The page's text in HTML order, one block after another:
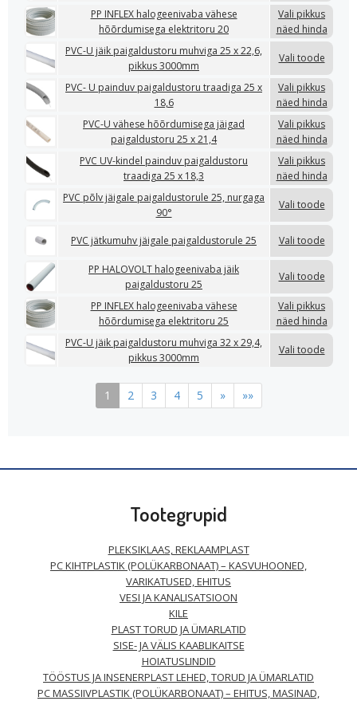
PP INFLEX halogeenivaba vähese
hõõrdumisega elektritoru 20
Vali pikkus
näed hinda
PVC-U jäik paigaldustoru muhviga 25 x 22,6,
pikkus 3000mm
Vali toode
PVC- U painduv paigaldustoru traadiga 25 x
18,6
Vali pikkus
näed hinda
PVC-U vähese hõõrdumisega jäigad
paigaldustoru 25 x 21,4
Vali pikkus
näed hinda
PVC UV-kindel painduv paigaldustoru
traadiga 25 x 18,3
Vali pikkus
näed hinda
PVC põlv jäigale paigaldustorule 25, nurgaga
90°
Vali toode
PVC jätkumuhv jäigale paigaldustorule 25 Vali toode
PP HALOVOLT halogeenivaba jäik
paigaldustoru 25
Vali toode
PP INFLEX halogeenivaba vähese
hõõrdumisega elektritoru 25
Vali pikkus
näed hinda
PVC-U jäik paigaldustoru muhviga 32 x 29,4,
pikkus 3000mm
Vali toode
1 2 3 4 5 » »»
Tootegrupid
PLEKSIKLAAS, REKLAAMPLAST
PC KIHTPLASTIK (POLÜKARBONAAT) – KASVUHOONED,
VARIKATUSED, EHITUS
VESI JA KANALISATSIOON
KILE
PLAST TORUD JA ÜMARLATID
SISE- JA VÄLIS KAABLIKAITSE
HOIATUSLINDID
TÖÖSTUS JA INSENERPLAST LEHED, TORUD JA ÜMARLATID
PC MASSIIVPLASTIK (POLÜKARBONAAT) – EHITUS, MASINAD,